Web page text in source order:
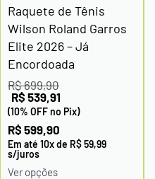
Raquete de Tênis
Wilson Roland Garros
Elite 2026 – Já
Encordoada
R$699,90
R$ 539,91
(10% OFF no Pix)
R$ 599,90
Em até 10x de R$59,99
s/juros
Ver opções